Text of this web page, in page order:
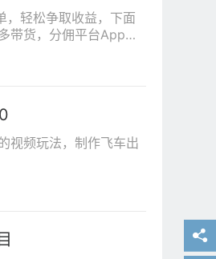
，轻松争取收益，下面
带货，分佣平台App多
视频玩法，制作飞车出